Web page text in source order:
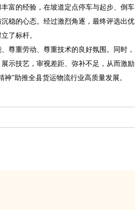
富的经验，在坡道定点停车与起步、倒车
稳的心态。经过激烈角逐，最终评选出优
了标杆。
重劳动、尊重技术的良好氛围。同时，
示技艺，审视差距、弥补不足，从而激励
”助推全县货运物流行业高质量发展。